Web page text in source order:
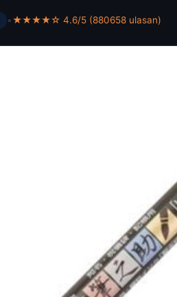
•★★★★☆ 4.6/5 (880658 ulasan)